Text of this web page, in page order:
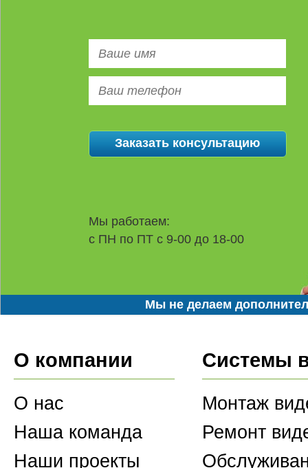
Мы работаем:
с ПН по ПТ с 9-00 до 18-00
Мы не делаем
О компании
О нас
Наша команда
Наши проекты
Системы
Монтаж
Ремонт